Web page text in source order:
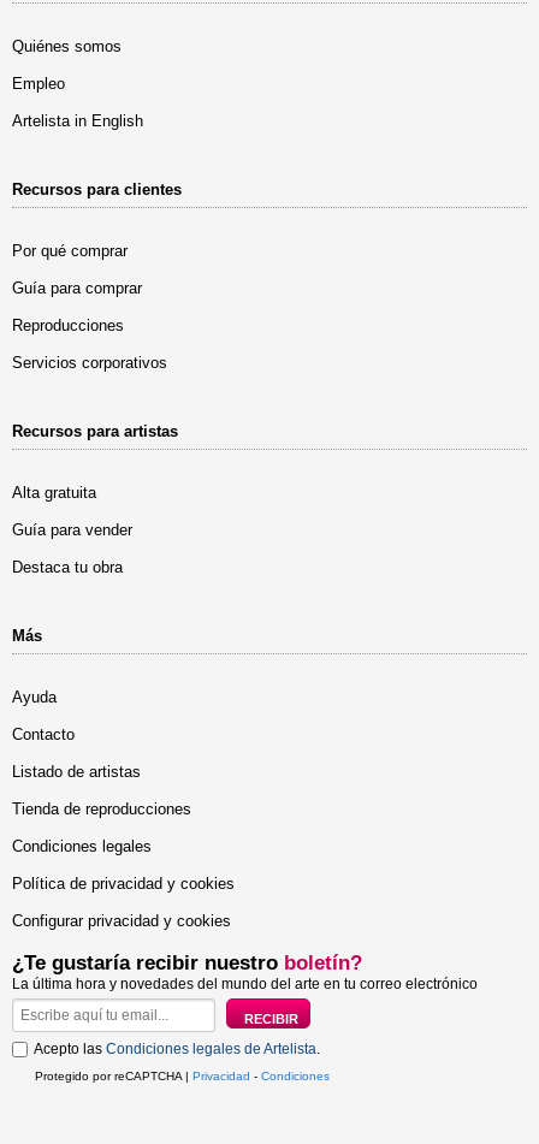
Quiénes somos
Empleo
Artelista in English
Recursos para clientes
Por qué comprar
Guía para comprar
Reproducciones
Servicios corporativos
Recursos para artistas
Alta gratuita
Guía para vender
Destaca tu obra
Más
Ayuda
Contacto
Listado de artistas
Tienda de reproducciones
Condiciones legales
Política de privacidad y cookies
Configurar privacidad y cookies
¿Te gustaría recibir nuestro boletín?
La última hora y novedades del mundo del arte en tu correo electrónico
Acepto las Condiciones legales de Artelista.
Protegido por reCAPTCHA | Privacidad - Condiciones